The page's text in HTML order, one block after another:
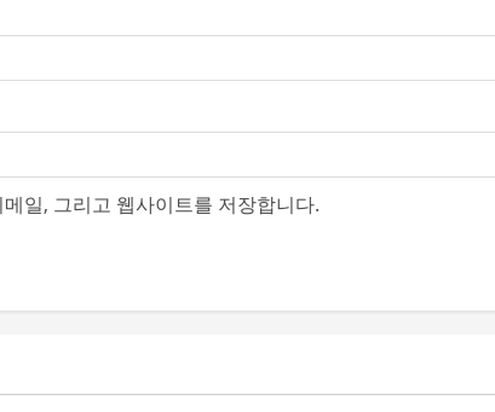
일, 그리고 웹사이트를 저장합니다.